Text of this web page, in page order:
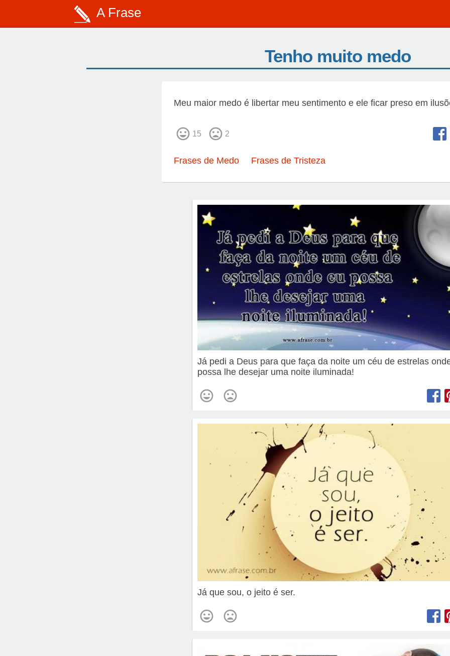
A Frase
Tenho muito medo
Meu maior medo é libertar meu sentimento e ele ficar preso em
15 2
Frases de Medo Frases de Tristeza
Já pedi a Deus para que faça da noite um céu de estrelas
possa lhe desejar uma noite iluminada!
Já que sou, o jeito é ser.